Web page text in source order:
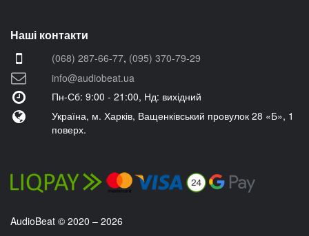
Наші контакти
(068) 287-66-77, (095) 370-79-29
info@audiobeat.ua
Пн-Сб: 9:00 - 21:00, Нд: вихідний
Україна, м. Харків, Ващенківський провулок 28 «Б», 1
поверх.
AudioBeat © 2020 – 2026